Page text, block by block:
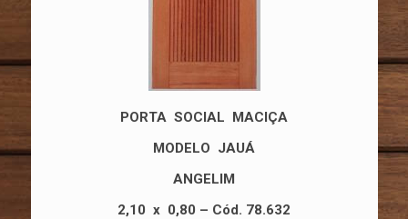
PORTA SOCIAL MACIÇA
MODELO JAUÁ
ANGELIM
2,10 x 0,80 – Cód. 78.632